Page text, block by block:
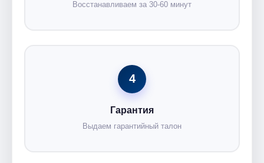
Восстанавливаем за 30-60 минут
4
Гарантия
Выдаем гарантийный талон